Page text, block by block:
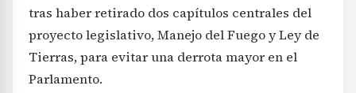
tras haber retirado dos capítulos centrales del
proyecto legislativo, Manejo del Fuego y Ley de
Tierras, para evitar una derrota mayor en el
Parlamento.